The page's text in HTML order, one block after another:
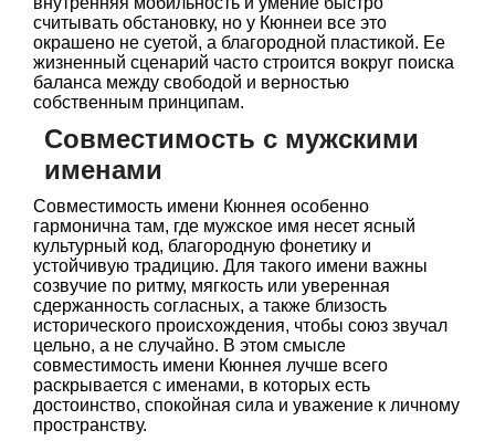
считывать обстановку, но у Кюннеи все это
окрашено не суетой, а благородной пластикой. Ее
жизненный сценарий часто строится вокруг поиска
баланса между свободой и верностью
собственным принципам.
Совместимость с мужскими
именами
Совместимость имени Кюннея особенно
гармонична там, где мужское имя несет ясный
культурный код, благородную фонетику и
устойчивую традицию. Для такого имени важны
созвучие по ритму, мягкость или уверенная
сдержанность согласных, а также близость
исторического происхождения, чтобы союз звучал
цельно, а не случайно. В этом смысле
совместимость имени Кюннея лучше всего
раскрывается с именами, в которых есть
достоинство, спокойная сила и уважение к личному
пространству.